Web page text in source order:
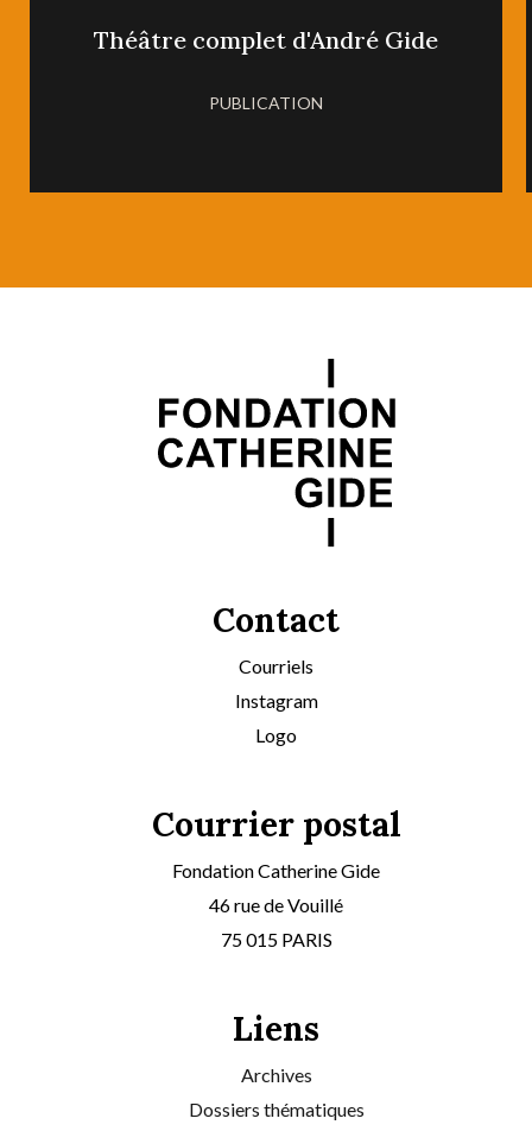
Théâtre complet d'André Gide
PUBLICATION
Contact
Courriels
Instagram
Logo
Courrier postal
Fondation Catherine Gide
46 rue de Vouillé
75 015 PARIS
Liens
Archives
Dossiers thématiques